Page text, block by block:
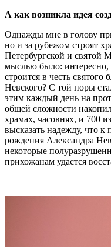
А как возникла идея
Однажды мне в голову
но и за рубежом строят
Петербургской и
мыслью было: интересно,
строится в честь святого
Невского? С той поры
этим каждый день на
общей сложности
храмах, часовнях, и 700
высказать надежду, что
рождения Александра
некоторые
прихожанам удастся